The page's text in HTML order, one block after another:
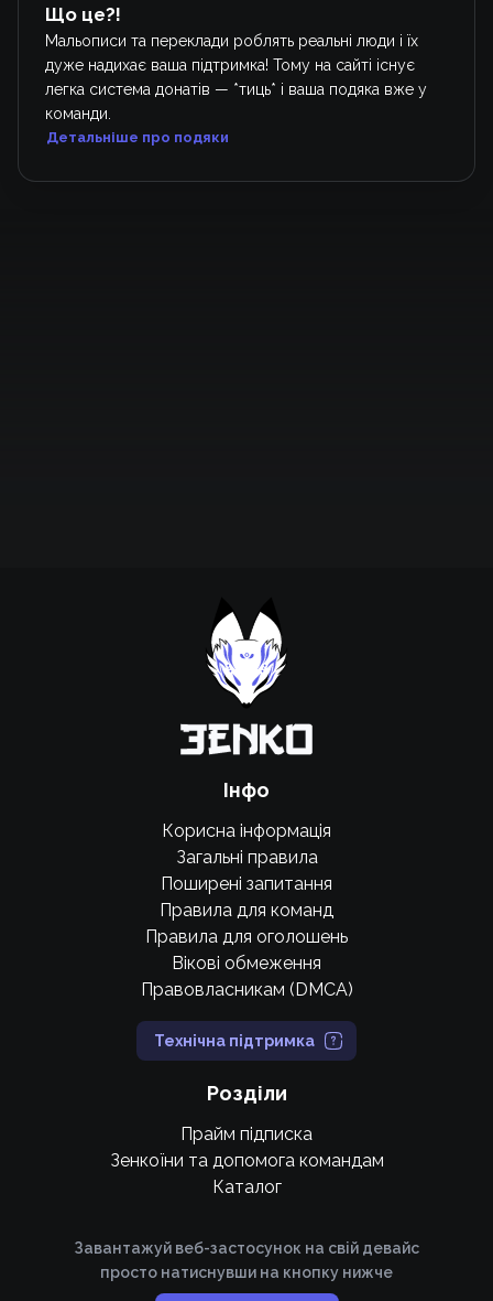
Що це?!
Мальописи та переклади роблять реальні люди і їх
дуже надихає ваша підтримка! Тому на сайті існує
легка система донатів — *тиць* і ваша подяка вже у
команди.
Детальніше про подяки
крутих нововведень
Підтримати проєкт
Інфо
Корисна інформація
Загальні правила
Поширені запитання
Правила для команд
Правила для оголошень
Вікові обмеження
Правовласникам (DMCA)
Технічна підтримка
Розділи
Прайм підписка
Зенкоїни та допомога командам
Каталог
Завантажуй веб-застосунок на свій девайс
просто натиснувши на кнопку нижче